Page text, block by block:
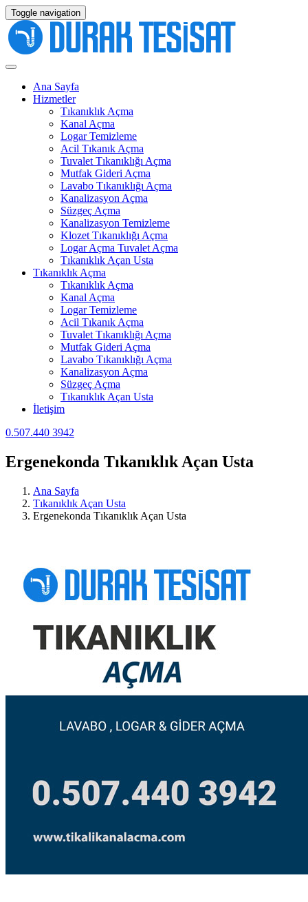
Toggle navigation
Ana Sayfa
Hizmetler
Tıkanıklık Açma
Kanal Açma
Logar Temizleme
Acil Tıkanık Açma
Tuvalet Tıkanıklığı Açma
Mutfak Gideri Açma
Lavabo Tıkanıklığı Açma
Kanalizasyon Açma
Süzgeç Açma
Kanalizasyon Temizleme
Klozet Tıkanıklığı Açma
Logar Açma Tuvalet Açma
Tıkanıklık Açan Usta
Tıkanıklık Açma
Tıkanıklık Açma
Kanal Açma
Logar Temizleme
Acil Tıkanık Açma
Tuvalet Tıkanıklığı Açma
Mutfak Gideri Açma
Lavabo Tıkanıklığı Açma
Kanalizasyon Açma
Süzgeç Açma
Tıkanıklık Açan Usta
İletişim
0.507.440 3942
Ergenekonda Tıkanıklık Açan Usta
Ana Sayfa
Tıkanıklık Açan Usta
Ergenekonda Tıkanıklık Açan Usta